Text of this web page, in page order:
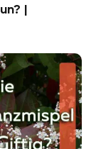
|